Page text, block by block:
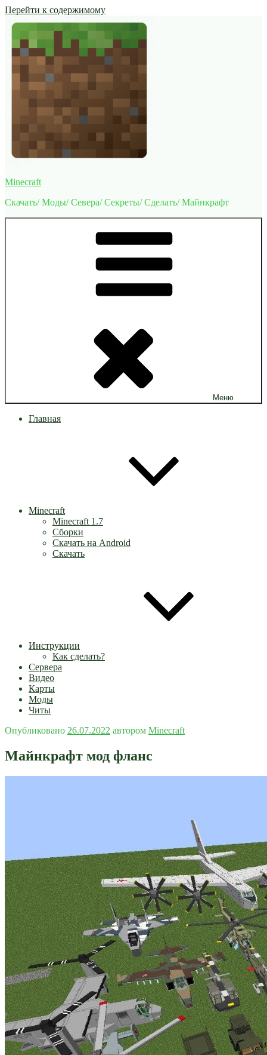
Перейти к содержимому
Minecraft
Скачать/ Моды/ Севера/ Секреты/ Сделать/ Майнкрафт
Меню
Главная
Minecraft
Minecraft 1.7
Сборки
Скачать на Android
Скачать
Инструкции
Как сделать?
Сервера
Видео
Карты
Моды
Читы
Опубликовано 26.07.2022 автором Minecraft
Майнкрафт мод фланс